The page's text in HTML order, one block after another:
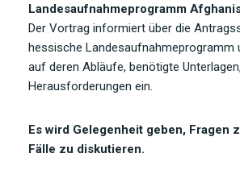
Landesaufnahmeprogramm
Der Vortrag informiert über die
hessische Landesaufnahmeprogramm
auf deren Abläufe, benötigte
Herausforderungen ein.
Es wird Gelegenheit geben, Fragen
Fälle zu diskutieren.